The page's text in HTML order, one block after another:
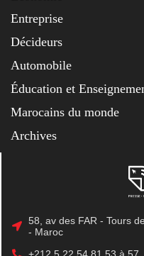
Entreprise
Décideurs
Automobile
Éducation et
Marocains du monde
Archives
58, av des FAR - Tours
- Maroc